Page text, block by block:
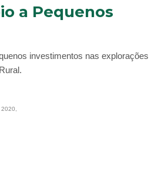
a Pequenos
investimentos nas explorações
2020